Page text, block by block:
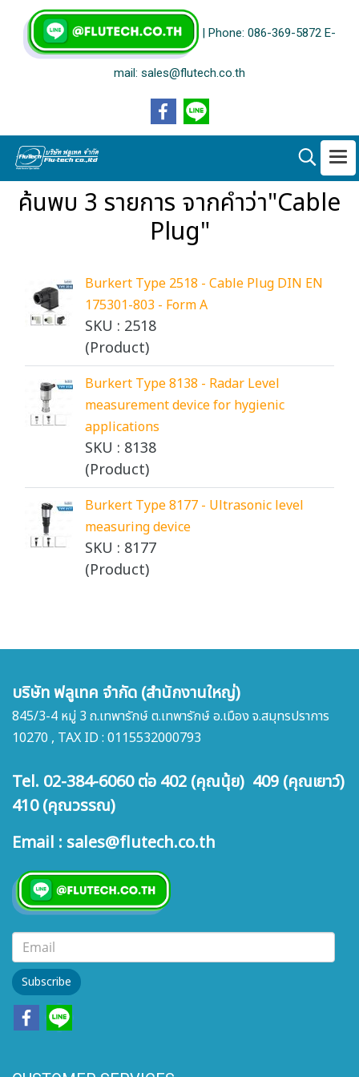
| Phone: 086-369-5872 E-
mail: sales@flutech.co.th
ค้นพบ 3 รายการ จากคำว่า"Cable
Plug"
Burkert Type 2518 - Cable Plug DIN EN
175301-803 - Form A
SKU : 2518
(Product)
Burkert Type 8138 - Radar Level
measurement device for hygienic
applications
SKU : 8138
(Product)
Burkert Type 8177 - Ultrasonic level
measuring device
SKU : 8177
(Product)
บริษัท ฟลูเทค จำกัด (สำนักงานใหญ่)
845/3-4 หมู่ 3 ถ.เทพารักษ์ ต.เทพารักษ์ อ.เมือง จ.สมุทรปราการ
10270 , TAX ID : 0115532000793
Tel. 02-384-6060 ต่อ 402 (คุณนุ้ย) 409 (คุณเยาว์)
410 (คุณวรรณ)
Email : sales@flutech.co.th
Subscribe